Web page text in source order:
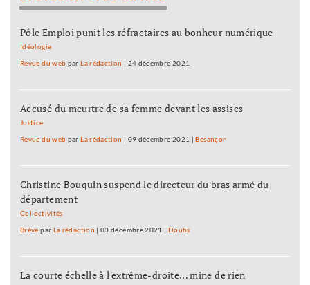
Pôle Emploi punit les réfractaires au bonheur numérique
Idéologie
Revue du web par La rédaction 24 décembre 2021
Accusé du meurtre de sa femme devant les assises
Justice
Revue du web par La rédaction 09 décembre 2021 Besançon
Christine Bouquin suspend le directeur du bras armé du
département
Collectivités
Brève par La rédaction |03 décembre 2021 Doubs
La courte échelle à l'extrême-droite... mine de rien